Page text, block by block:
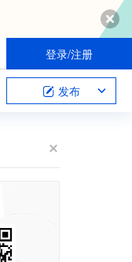
登录/注册
发布